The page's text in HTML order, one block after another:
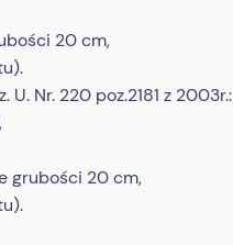
20 cm,
Nr. 220 poz.2181 z 2003r.:
grubości 20 cm,